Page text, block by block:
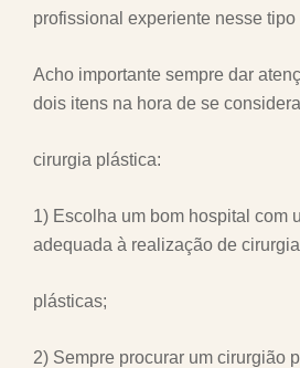
profissional experiente nesse tipo
Acho importante sempre dar
dois itens na hora de se
cirurgia plástica:
1) Escolha um bom hospital com
adequada à realização de
plásticas;
2) Sempre procurar um cirurgião